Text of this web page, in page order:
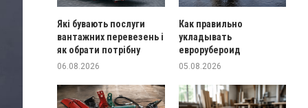
Які бувають послуги
вантажних перевезень і
як обрати потрібну
06.08.2026
Как правильно
укладывать
еврорубероид
05.08.2026